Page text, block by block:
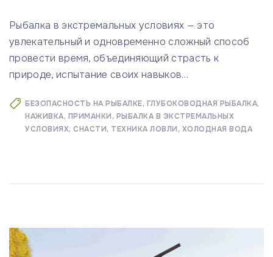
Рыбалка в экстремальных условиях — это
увлекательный и одновременно сложный способ
провести время, объединяющий страсть к
природе, испытание своих навыков…
БЕЗОПАСНОСТЬ НА РЫБАЛКЕ ГЛУБОКОВОДНАЯ РЫБАЛКА
НАЖИВКА ПРИМАНКИ РЫБАЛКА В ЭКСТРЕМАЛЬНЫХ
УСЛОВИЯХ СНАСТИ ТЕХНИКА ЛОВЛИ ХОЛОДНАЯ ВОДА